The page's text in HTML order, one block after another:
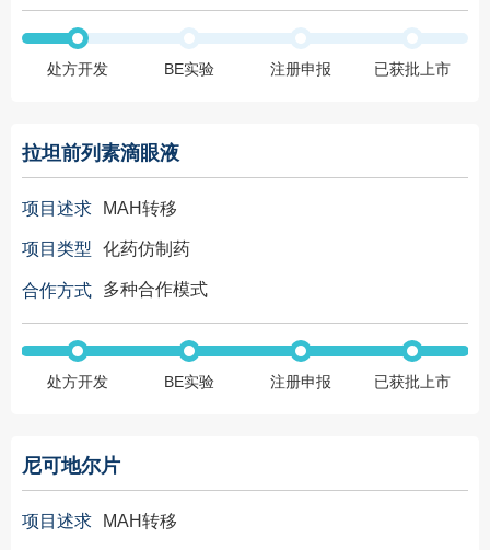
处方开发 BE实验 注册申报 已获批上市
拉坦前列素滴眼液
项目述求 MAH转移
项目类型 化药仿制药
合作方式 多种合作模式
处方开发 BE实验 注册申报 已获批上市
尼可地尔片
项目述求 MAH转移